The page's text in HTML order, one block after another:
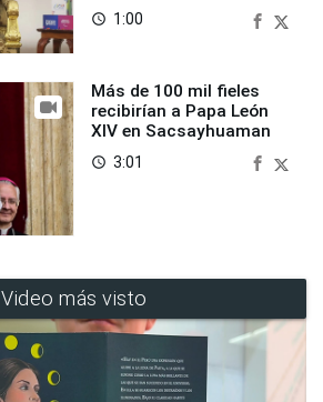
access_time 1:00
Más de 100 mil fieles
recibirían a Papa León
XIV en Sacsayhuaman
access_time 3:01
Video más visto